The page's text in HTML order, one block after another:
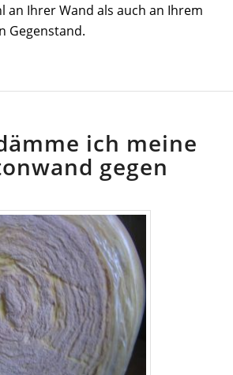
an Ihrer Wand als auch an Ihrem
Gegenstand.
ich meine
gegen